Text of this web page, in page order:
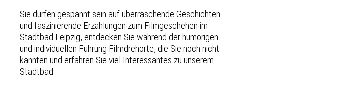
Sie dürfen gespannt sein auf überraschende Geschichten
und faszinierende Erzählungen zum Filmgeschehen im
Stadtbad Leipzig, entdecken Sie während der humorigen
und individuellen Führung Filmdrehorte, die Sie noch nicht
kannten und erfahren Sie viel Interessantes zu unserem
Stadtbad.